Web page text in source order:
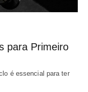
para Primeiro
é essencial para ter